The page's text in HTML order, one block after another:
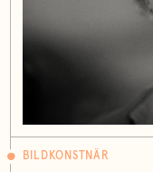
BILDKONSTNÄR